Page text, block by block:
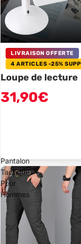
LIVRAISON OFFERTE
4 ARTICLES -25% SUPP
Loupe de lecture
31,90€
Pantalon
Tactique
Pour
Hommes